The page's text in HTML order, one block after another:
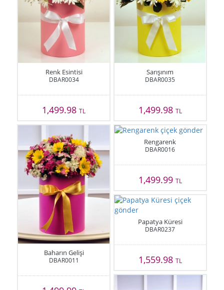
Renk Esintisi
DBAR0034
1,499.98TL
Sarışınım
DBAR0035
1,499.98 TL
Baharın Gelişi
DBAR0011
Rengarenk
DBAR0016
1,499.99 TL
Papatya Küresi
DBAR0237
1,559.98 TL